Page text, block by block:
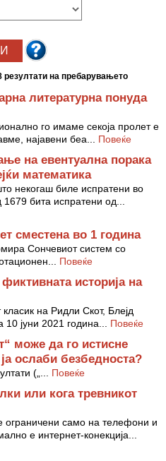
резултати на пребарувањето
литературна понуда
го имаме секоја пролет е
најавени беа... Повеќе
на евентуална порака
математика
некогаш биле испратени во
бита испратени од...
сместена во 1 година
Сончевиот систем со
Повеќе
историја на
на Ридли Скот, Блејд
јуни 2021 година... Повеќе
може да го истисне
ослаби безбедноста?
(„... Повеќе
или кога тревникот
ограничени само на телефони и
е интернет-конекција...